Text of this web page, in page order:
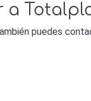
puedes